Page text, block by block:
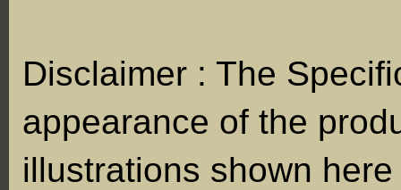
Disclaimer : The
appearance of the
illustrations shown